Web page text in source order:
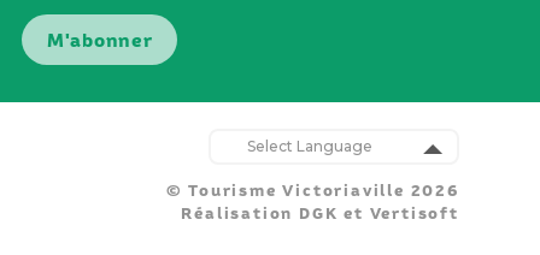
Translate
© Tourisme Victoriaville 2026
Réalisation DGK et Vertisoft